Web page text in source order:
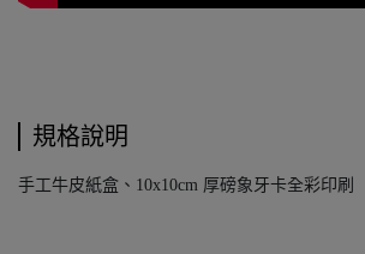
規格說明
手工牛皮紙盒、10x10cm 厚磅象牙卡全彩印刷